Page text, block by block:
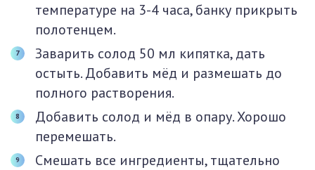
температуре на 3-4 часа, банку прикрыть
полотенцем.
Заварить солод 50 мл кипятка, дать
остыть. Добавить мёд и размешать до
полного растворения.
Добавить солод и мёд в опару. Хорошо
перемешать.
Смешать все ингредиенты, тщательно